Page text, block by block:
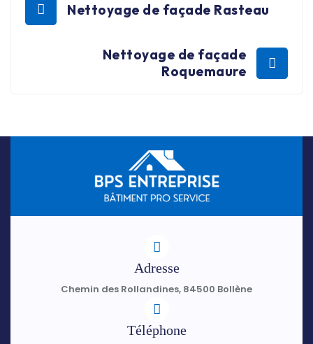
Nettoyage de façade Rasteau
Nettoyage de façade
Roquemaure
Adresse
Chemin des Rollandines, 84500 Bollène
Téléphone